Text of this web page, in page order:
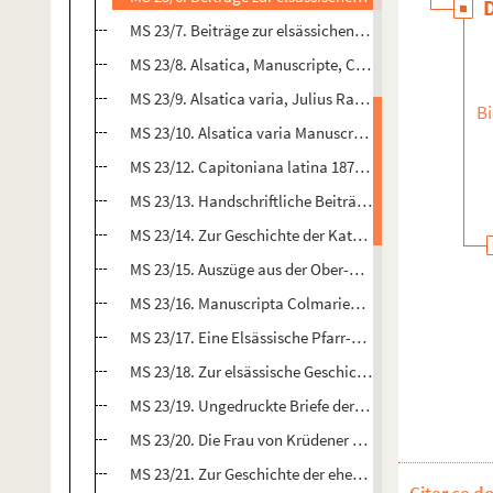
MS 23/7. Beiträge zur elsässichen Geschichte meist
MS 23/8. Alsatica, Manuscripte, Collectanea,
MS 23/9. Alsatica varia, Julius Rathgeber
MS 23/10. Alsatica varia Manuscript 1888 darunter
MS 23/12. Capitoniana latina 1872. Epistolae
MS 23/13. Handschriftliche Beiträge zur
MS 23/14. Zur Geschichte der Katholischen Reaktion
MS 23/15. Auszüge aus der Ober-Elsässischen
MS 23/16. Manuscripta Colmariensia et Alsatiae
MS 23/17. Eine Elsässische Pfarr-Chronik
MS 23/18. Zur elsässische Geschichte aus dem
MS 23/19. Ungedruckte Briefe der Baronin von
MS 23/20. Die Frau von Krüdener und ihr
MS 23/21. Zur Geschichte der ehemaligen